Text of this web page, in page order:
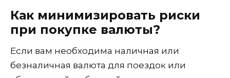
Как минимизировать риски
при покупке валюты?
Если вам необходима наличная или
безналичная валюта для поездок или